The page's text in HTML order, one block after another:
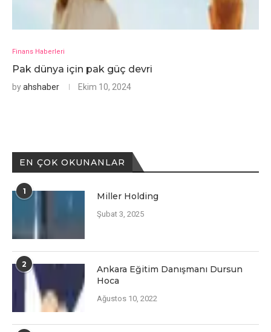
Finans Haberleri
Pak dünya için pak güç devri
byahshaber Ekim 10, 2024
EN ÇOK OKUNANLAR
1 Miller Holding
Şubat 3, 2025
2
Ankara Eğitim Danışmanı Dursun
Hoca
Ağustos 10, 2022